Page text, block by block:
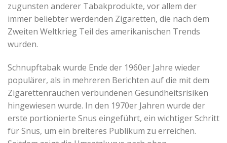
zugunsten anderer Tabakprodukte, vor allem der
immer beliebter werdenden Zigaretten, die nach dem
Zweiten Weltkrieg Teil des amerikanischen Trends
wurden.
Schnupftabak wurde Ende der 1960er Jahre wieder
populärer, als in mehreren Berichten auf die mit dem
Zigarettenrauchen verbundenen Gesundheitsrisiken
hingewiesen wurde. In den 1970er Jahren wurde der
erste portionierte Snus eingeführt, ein wichtiger Schritt
für Snus, um ein breiteres Publikum zu erreichen.